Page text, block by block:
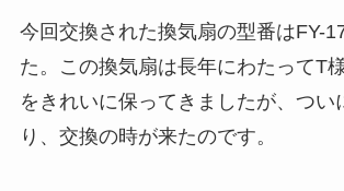
今回交換された換気扇の型番はFY-
た。この換気扇は長年にわたってT
をきれいに保ってきましたが、つい
り、交換の時が来たのです。